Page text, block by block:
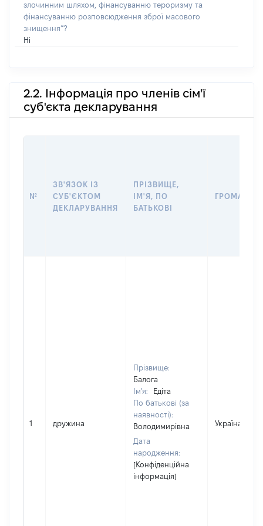
злочинним шляхом, фінансуванню тероризму та
фінансуванню розповсюдження зброї масового
знищення”?
Ні
2.2. Інформація про членів сім'ї
суб'єкта декларування
№
ЗВ'ЯЗОК ІЗ
СУБ'ЄКТОМ
ДЕКЛАРУВАННЯ
ПРІЗВИЩЕ,
ІМ'Я, ПО
БАТЬКОВІ
1 дружина
Прізвище:
Балога
Ім'я:
Едіта
По батькові (за
наявності):
Володимирівна
Дата
народження:
[Конфіденційна
інформація]
Україна